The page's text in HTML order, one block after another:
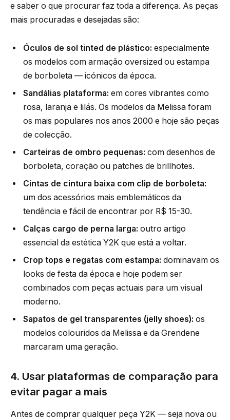
e saber o que procurar faz toda a diferença. As peças
mais procuradas e desejadas são:
Óculos de sol tinted de plástico: especialmente
os modelos com armação oversized ou estampa
de borboleta — icónicos da época.
Sandálias plataforma: em cores vibrantes como
rosa, laranja e lilás. Os modelos da Melissa foram
os mais populares nos anos 2000 e hoje são peças
de colecção.
Carteiras de ombro pequenas: com desenhos de
borboleta, coração ou patches de brillhotes.
Cintas de cintura baixa com clip de borboleta:
um dos acessórios mais emblemáticos da
tendência e fácil de encontrar por R$ 15-30.
Calças cargo de perna larga: outro artigo
essencial da estética Y2K que está a voltar.
Crop tops e regatas com estampa: dominavam os
looks de festa da época e hoje podem ser
combinados com peças actuais para um visual
moderno.
Sapatos de gel transparentes (jelly shoes): os
modelos colouridos da Melissa e da Grendene
marcaram uma geração.
4. Usar plataformas de comparação para
evitar pagar a mais
Antes de comprar qualquer peça Y2K — seja nova ou